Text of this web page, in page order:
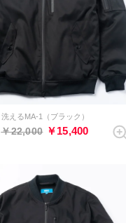
洗えるMA-1（ブラック）
￥22,000 ￥15,400